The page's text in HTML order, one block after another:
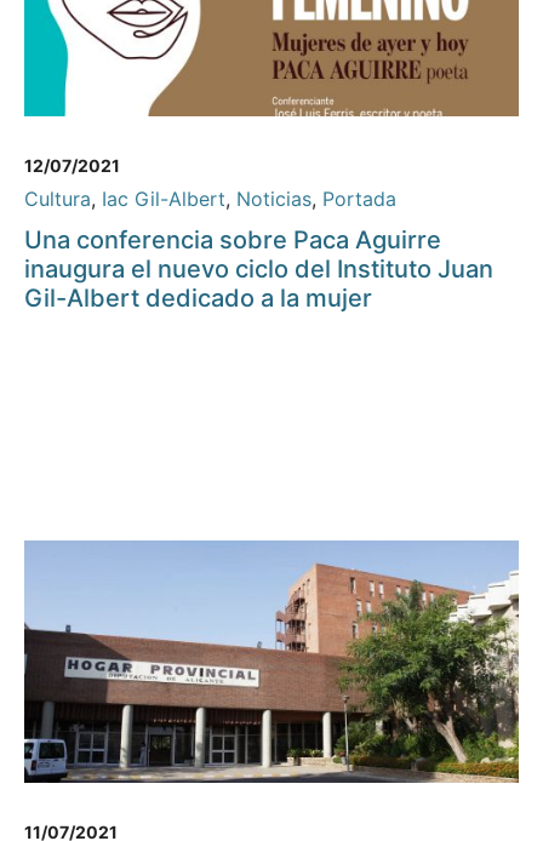
12/07/2021
Cultura, Iac Gil-Albert, Noticias, Portada
Una conferencia sobre Paca Aguirre
inaugura el nuevo ciclo del Instituto Juan
Gil-Albert dedicado a la mujer
11/07/2021